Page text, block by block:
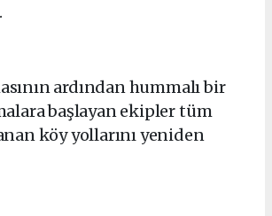
ardından hummalı bir
başlayan ekipler tüm
köy yollarını yeniden